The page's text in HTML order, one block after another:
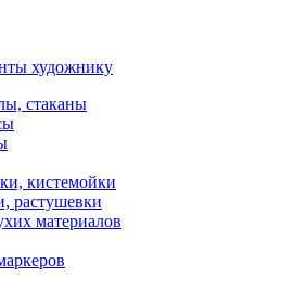
художнику
стаканы
кистемойки
растушевки
материалов